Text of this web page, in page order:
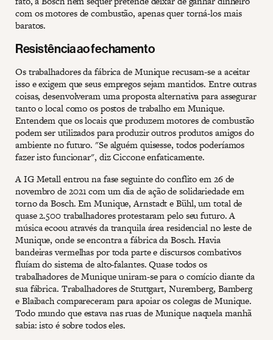
com os motores de combustão, apenas quer torná-los mais
baratos.
Resistência ao fechamento
Os trabalhadores da fábrica de Munique recusam-se a aceitar
isso e exigem que seus empregos sejam mantidos. Entre outras
coisas, desenvolveram uma proposta alternativa para assegurar
tanto o local como os postos de trabalho em Munique.
Entendem que os locais que produzem motores de combustão
podem ser utilizados para produzir outros produtos amigos do
ambiente no futuro. "Se alguém quisesse, todos poderíamos
fazer isto funcionar", diz Ciccone enfaticamente.
A IG Metall entrou na fase seguinte do conflito em 26 de
novembro de 2021 com um dia de ação de solidariedade em
torno da Bosch. Em Munique, Arnstadt e Bühl, um total de
quase 2.500 trabalhadores protestaram pelo seu futuro. A
música ecoou através da tranquila área residencial no leste de
Munique, onde se encontra a fábrica da Bosch. Havia
bandeiras vermelhas por toda parte e discursos combativos
fluíam do sistema de alto-falantes. Quase todos os
trabalhadores de Munique uniram-se para o comício diante da
sua fábrica. Trabalhadores de Stuttgart, Nuremberg, Bamberg
e Blaibach compareceram para apoiar os colegas de Munique.
Todo mundo que estava nas ruas de Munique naquela manhã
sabia: isto é sobre todos eles.